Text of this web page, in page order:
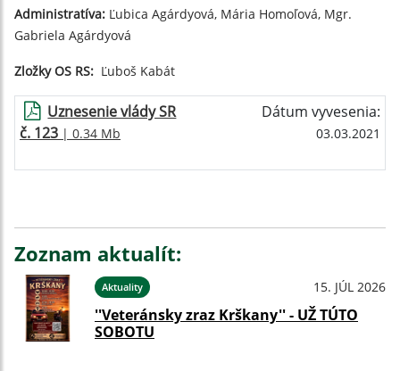
Administratíva: Ľubica Agárdyová, Mária Homoľová, Mgr.
Gabriela Agárdyová
Zložky OS RS: Ľuboš Kabát
Uznesenie vlády SR
č. 123 | 0.34 Mb
Dátum vyvesenia:
03.03.2021
Zoznam aktualít:
Aktuality 15. JÚL 2026
''Veteránsky zraz Krškany'' - UŽ TÚTO
SOBOTU